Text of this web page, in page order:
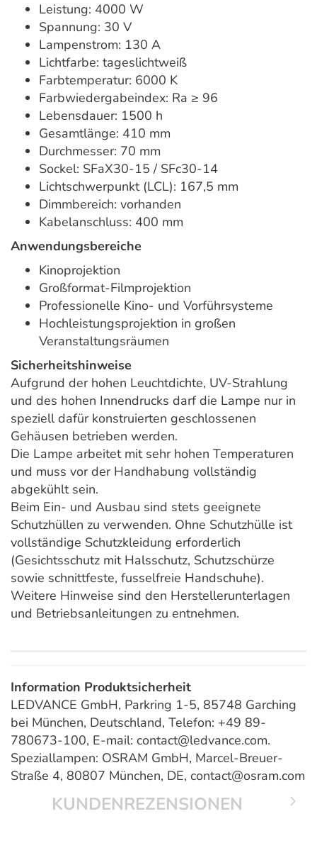
Leistung: 4000 W
Spannung: 30 V
Lampenstrom: 130 A
Lichtfarbe: tageslichtweiß
Farbtemperatur: 6000 K
Farbwiedergabeindex: Ra ≥ 96
Lebensdauer: 1500 h
Gesamtlänge: 410 mm
Durchmesser: 70 mm
Sockel: SFaX30-15 / SFc30-14
Lichtschwerpunkt (LCL): 167,5 mm
Dimmbereich: vorhanden
Kabelanschluss: 400 mm
Anwendungsbereiche
Kinoprojektion
Großformat-Filmprojektion
Professionelle Kino- und Vorführsysteme
Hochleistungsprojektion in großen
Veranstaltungsräumen
Sicherheitshinweise
Aufgrund der hohen Leuchtdichte, UV-Strahlung
und des hohen Innendrucks darf die Lampe nur in
speziell dafür konstruierten geschlossenen
Gehäusen betrieben werden.
Die Lampe arbeitet mit sehr hohen Temperaturen
und muss vor der Handhabung vollständig
abgekühlt sein.
Beim Ein- und Ausbau sind stets geeignete
Schutzhüllen zu verwenden. Ohne Schutzhülle ist
vollständige Schutzkleidung erforderlich
(Gesichtsschutz mit Halsschutz, Schutzschürze
sowie schnittfeste, fusselfreie Handschuhe).
Weitere Hinweise sind den Herstellerunterlagen
und Betriebsanleitungen zu entnehmen.
Information Produktsicherheit
LEDVANCE GmbH, Parkring 1-5, 85748 Garching
bei München, Deutschland, Telefon: +49 89-
780673-100, E-mail: contact@ledvance.com.
Speziallampen: OSRAM GmbH, Marcel-Breuer-
Straße 4, 80807 München, DE, contact@osram.com
KUNDENREZENSIONEN